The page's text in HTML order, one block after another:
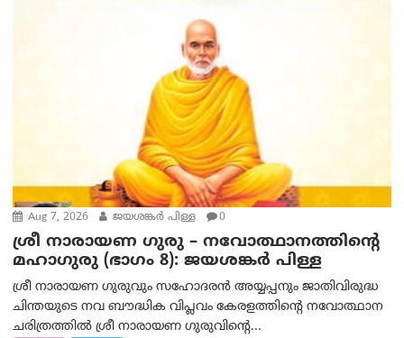
Aug 7, 2026 ജയശങ്കര്‍ പിള്ള 0
ശ്രീ നാരായണ ഗുരു – നവോത്ഥാനത്തിന്റെ
മഹാഗുരു (ഭാഗം 8): ജയശങ്കര്‍ പിള്ള
ശ്രീ നാരായണ ഗുരുവും സഹോദരൻ അയ്യപ്പനും ജാതിവിരുദ്ധ
ചിന്തയുടെ നവ ബൗദ്ധിക വിപ്ലവം കേരളത്തിന്റെ നവോത്ഥാന
ചരിത്രത്തിൽ ശ്രീ നാരായണ ഗുരുവിന്റെ...